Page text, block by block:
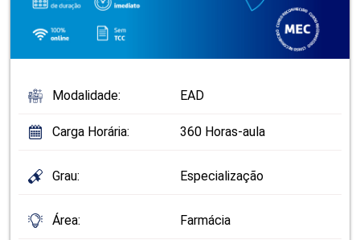
Modalidade: EAD
Carga Horária: 360 Horas-aula
Grau: Especialização
Área: Farmácia